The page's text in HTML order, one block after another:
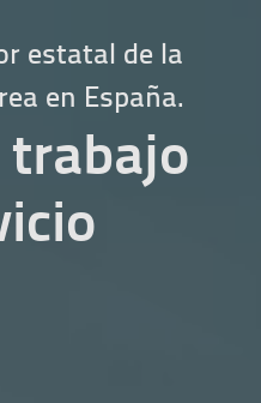
estatal de la
en España.